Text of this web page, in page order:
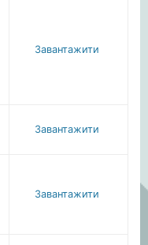
Завантажити
Завантажити
Завантажити